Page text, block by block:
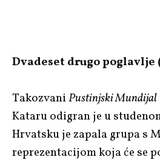
Dvadeset drugo poglavlje
TakozvaniPustinjski Mundijal
Kataru odigran je u
Hrvatsku je zapala grupa s
reprezentacijom koja će se